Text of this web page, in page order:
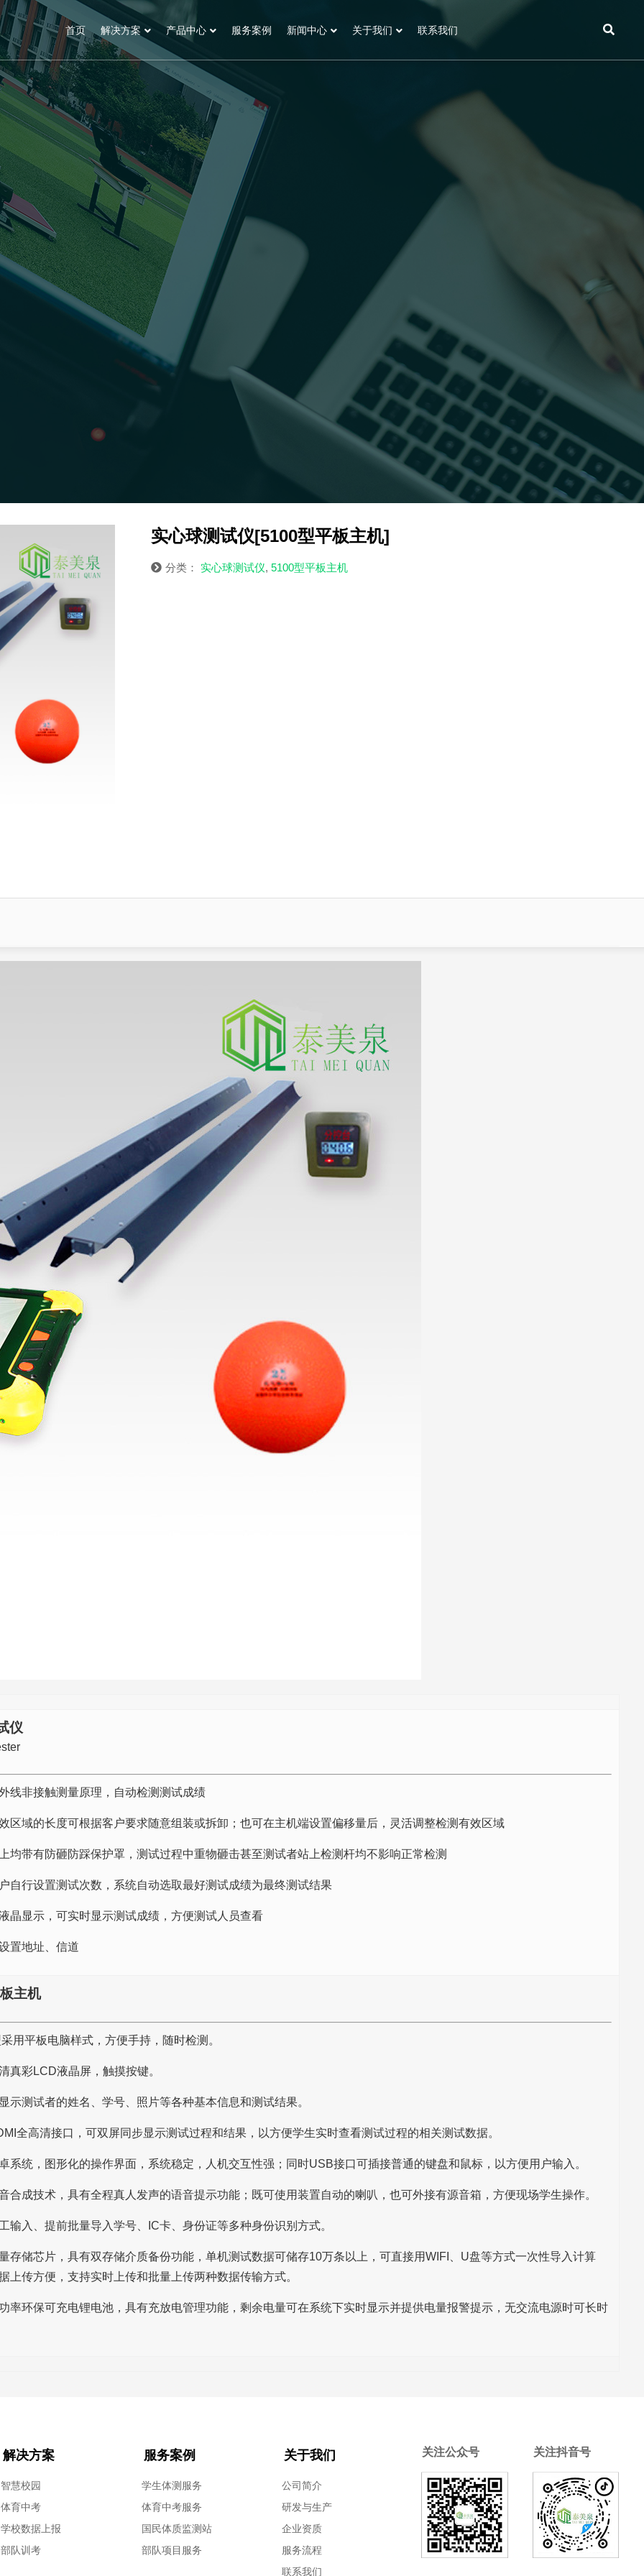
首页 解决方案 产品中心 服务案例 新闻中心 关于我们 联系我们
实心球测试仪[5100型平板主机]
分类：实心球测试仪,5100型平板主机
仪
线非接触测量原理，自动检测测试成绩
区域的长度可根据客户要求随意组装或拆卸；也可在主机端设置偏移量后，灵活调整检测有效区域
均带有防砸防踩保护罩，测试过程中重物砸击甚至测试者站上检测杆均不影响正常检测
自行设置测试次数，系统自动选取最好测试成绩为最终测试结果
晶显示，可实时显示测试成绩，方便测试人员查看
置地址、信道
主机
用平板电脑样式，方便手持，随时检测。
真彩LCD液晶屏，触摸按键。
示测试者的姓名、学号、照片等各种基本信息和测试结果。
全高清接口，可双屏同步显示测试过程和结果，以方便学生实时查看测试过程的相关测试数据。
系统，图形化的操作界面，系统稳定，人机交互性强；同时USB接口可插接普通的键盘和鼠标，以方便用户输入。
合成技术，具有全程真人发声的语音提示功能；既可使用装置自动的喇叭，也可外接有源音箱，方便现场学生操作。
输入、提前批量导入学号、IC卡、身份证等多种身份识别方式。
存储芯片，具有双存储介质备份功能，单机测试数据可储存10万条以上，可直接用WIFI、U盘等方式一次性导入计算
上传方便，支持实时上传和批量上传两种数据传输方式。
率环保可充电锂电池，具有充放电管理功能，剩余电量可在系统下实时显示并提供电量报警提示，无交流电源时可长时
解决方案
智慧校园
体育中考
学校数据上报
部队训考
服务案例
学生体测服务
体育中考服务
国民体质监测站
部队项目服务
关于我们
公司简介
研发与生产
企业资质
服务流程
联系我们
关注公众号 关注抖音号